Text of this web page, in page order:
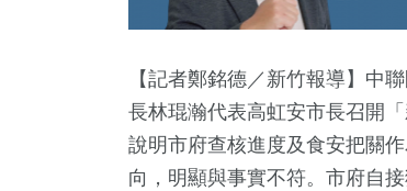
【記者鄭銘德／新竹報導】中
長林琨瀚代表高虹安市長召開
說明市府查核進度及食安把關
向，明顯與事實不符。市府自